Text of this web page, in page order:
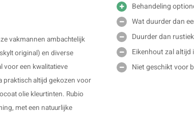
vakmannen ambachtelijk
original) en diverse
voor een kwalitatieve
praktisch altijd gekozen voor
olie kleurtinten. Rubio
met een natuurlijke
Behandeling
Wat duurder dan
Duurder dan
Eikenhout zal altijd
Niet geschikt voor